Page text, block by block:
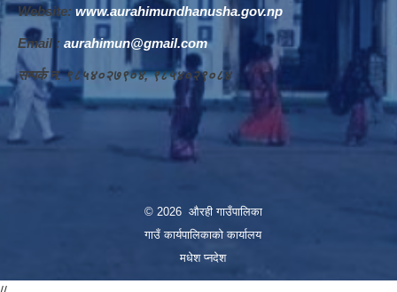
Website: www.aurahimundhanusha.gov.np
Email : aurahimun@gmail.com
सम्पर्क न‌‍. ९८५४०२७९०४, ९८५४०२९०८४
© 2026 औरही गाउँपालिका
गाउँ कार्यपालिकाको कार्यालय
मधेश प्नदेश